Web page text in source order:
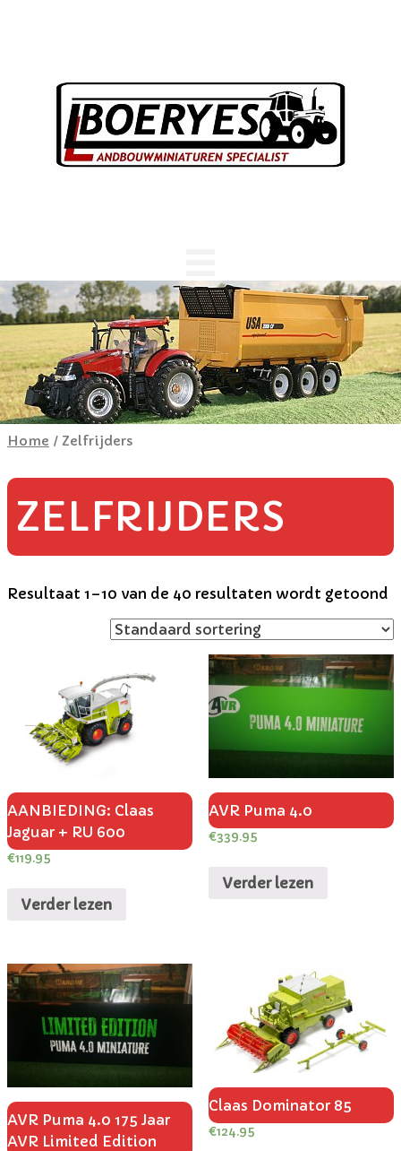
Home / Zelfrijders
ZELFRIJDERS
Resultaat 1–10 van de 40 resultaten wordt getoond
AANBIEDING: Claas
Jaguar + RU 600
€119.95
Verder lezen
AVR Puma 4.0
€339.95
Verder lezen
AVR Puma 4.0 175 Jaar
AVR Limited Edition
Claas Dominator 85
€124.95